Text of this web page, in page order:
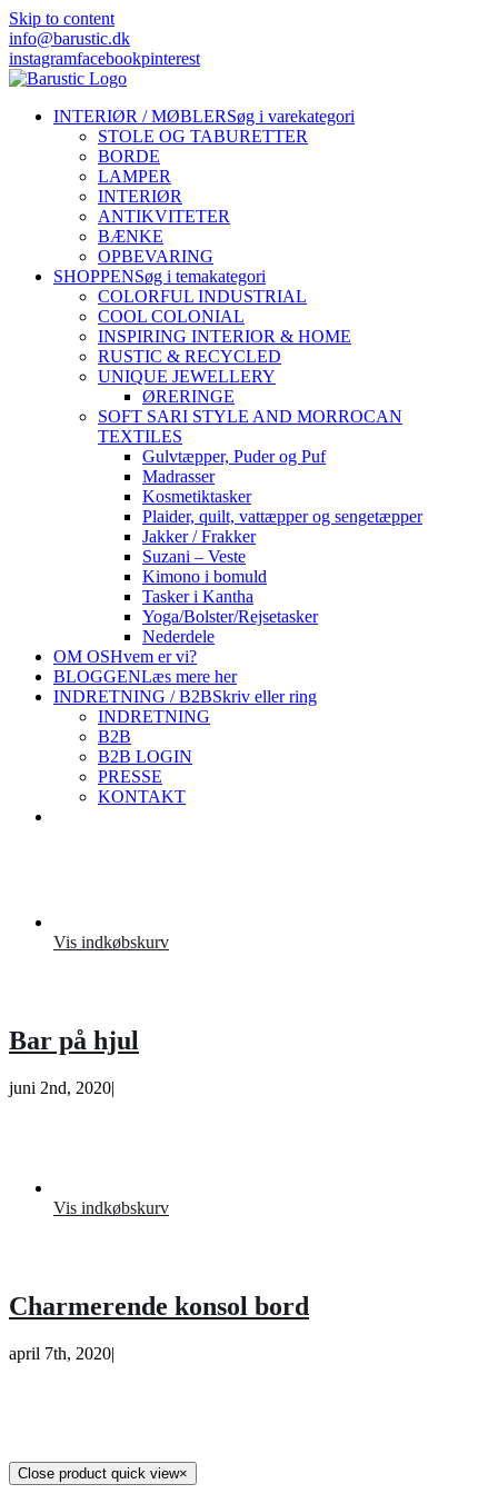
Skip to content
info@barustic.dk
instagramfacebookpinterest
INTERIØR / MØBLERSøg i varekategori
STOLE OG TABURETTER
BORDE
LAMPER
INTERIØR
ANTIKVITETER
BÆNKE
OPBEVARING
SHOPPENSøg i temakategori
COLORFUL INDUSTRIAL
COOL COLONIAL
INSPIRING INTERIOR & HOME
RUSTIC & RECYCLED
UNIQUE JEWELLERY
ØRERINGE
SOFT SARI STYLE AND MORROCAN
TEXTILES
Gulvtæpper, Puder og Puf
Madrasser
Kosmetiktasker
Plaider, quilt, vattæpper og sengetæpper
Jakker / Frakker
Suzani – Veste
Kimono i bomuld
Tasker i Kantha
Yoga/Bolster/Rejsetasker
Nederdele
OM OSHvem er vi?
BLOGGENLæs mere her
INDRETNING / B2BSkriv eller ring
INDRETNING
B2B
B2B LOGIN
PRESSE
KONTAKT
Vis indkøbskurv
Bar på hjul
juni 2nd, 2020|
Vis indkøbskurv
Charmerende konsol bord
april 7th, 2020|
Close product quick view×